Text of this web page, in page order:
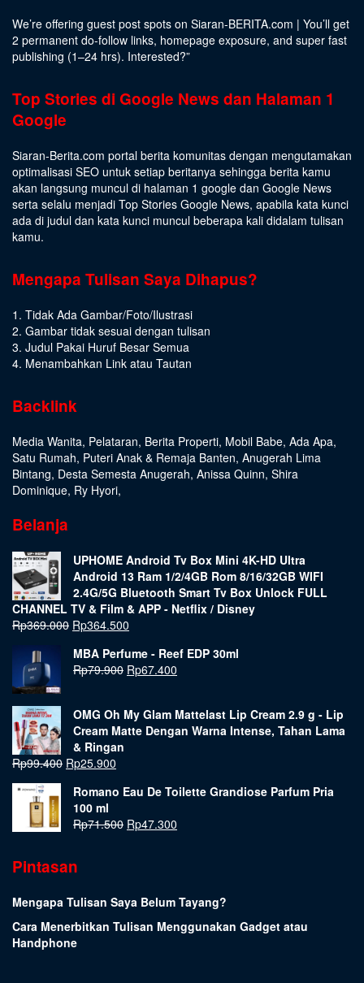
We’re offering guest post spots on Siaran-BERITA.com | You’ll get
2 permanent do-follow links, homepage exposure, and super fast
publishing (1–24 hrs). Interested?”
Top Stories di Google News dan Halaman 1
Google
Siaran-Berita.com portal berita komunitas dengan mengutamakan
optimalisasi SEO untuk setiap beritanya sehingga berita kamu
akan langsung muncul di halaman 1 google dan Google News
serta selalu menjadi Top Stories Google News, apabila kata kunci
ada di judul dan kata kunci muncul beberapa kali didalam tulisan
kamu.
Mengapa Tulisan Saya Dihapus?
1. Tidak Ada Gambar/Foto/Ilustrasi
2. Gambar tidak sesuai dengan tulisan
3. Judul Pakai Huruf Besar Semua
4. Menambahkan Link atau Tautan
Backlink
Media Wanita, Pelataran, Berita Properti, Mobil Babe, Ada Apa,
Satu Rumah, Puteri Anak & Remaja Banten, Anugerah Lima
Bintang, Desta Semesta Anugerah, Anissa Quinn, Shira
Dominique, Ry Hyori,
Belanja
UPHOME Android Tv Box Mini 4K-HD Ultra
Android 13 Ram 1/2/4GB Rom 8/16/32GB WIFI
2.4G/5G Bluetooth Smart Tv Box Unlock FULL
CHANNEL TV & Film & APP - Netflix / Disney
Rp369.000 Rp364.500
MBA Perfume - Reef EDP 30ml
Rp79.900 Rp67.400
OMG Oh My Glam Mattelast Lip Cream 2.9 g - Lip
Cream Matte Dengan Warna Intense, Tahan Lama
& Ringan
Rp99.400 Rp25.900
Romano Eau De Toilette Grandiose Parfum Pria
100 ml
Rp71.500 Rp47.300
Pintasan
Mengapa Tulisan Saya Belum Tayang?
Cara Menerbitkan Tulisan Menggunakan Gadget atau
Handphone